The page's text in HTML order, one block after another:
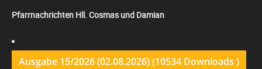
Pfarrnachrichten Hll. Cosmas und Damian
Ausgabe 15/2026 (02.08.2026) (10534 Downloads )